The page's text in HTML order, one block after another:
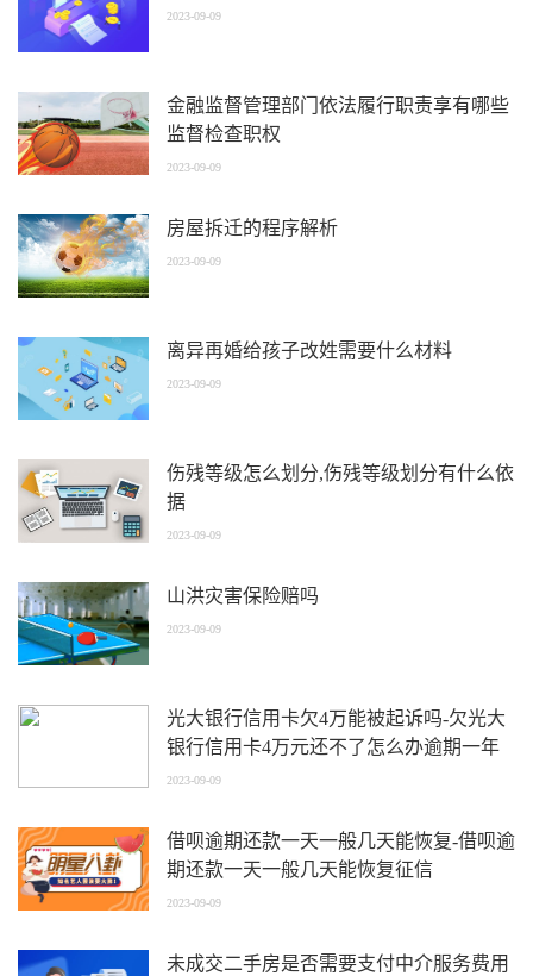
2023-09-09
金融监督管理部门依法履行职责享有哪些
监督检查职权
2023-09-09
房屋拆迁的程序解析
2023-09-09
离异再婚给孩子改姓需要什么材料
2023-09-09
伤残等级怎么划分,伤残等级划分有什么依
据
2023-09-09
山洪灾害保险赔吗
2023-09-09
光大银行信用卡欠4万能被起诉吗-欠光大
银行信用卡4万元还不了怎么办逾期一年
多
2023-09-09
借呗逾期还款一天一般几天能恢复-借呗逾
期还款一天一般几天能恢复征信
2023-09-09
未成交二手房是否需要支付中介服务费用